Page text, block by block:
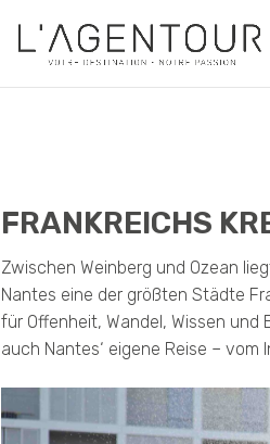
FRANKREICHS
Zwischen Weinberg und Ozean
Nantes eine der größten Städte
für Offenheit, Wandel, Wissen
auch Nantes‘ eigene Reise –